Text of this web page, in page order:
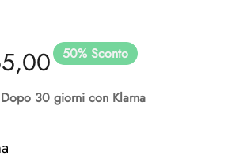
50% Sconto
Il
prezzo
30 giorni con Klarna